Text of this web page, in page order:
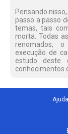
Pensando
passo a passo
temas, tais
morta. Todas
renomados,
execução de
estudo
conhecimentos
Ajuda